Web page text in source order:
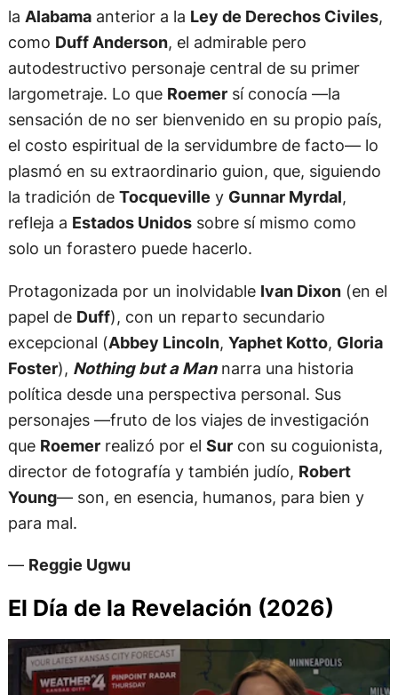
la Alabamaanterior a la Ley de Derechos Civiles,
como Duff Anderson, el admirable pero
autodestructivo personaje central de su primer
largometraje. Lo que Roemersí conocía —la
sensación de no ser bienvenido en su propio país,
el costo espiritual de la servidumbre de facto— lo
plasmó en su extraordinario guion, que, siguiendo
la tradición de Tocqueville y Gunnar Myrdal,
refleja a Estados Unidossobre sí mismo como
solo un forastero puede hacerlo.
Protagonizada por un inolvidable Ivan Dixon(en el
papel de Duff), con un reparto secundario
excepcional (Abbey Lincoln, Yaphet Kotto, Gloria
Foster), Nothing but a Mannarra una historia
política desde una perspectiva personal. Sus
personajes —fruto de los viajes de investigación
que Roemerrealizó por el Surcon su coguionista,
director de fotografía y también judío, Robert
Young— son, en esencia, humanos, para bien y
para mal.
— Reggie Ugwu
El Día de la Revelación (2026)